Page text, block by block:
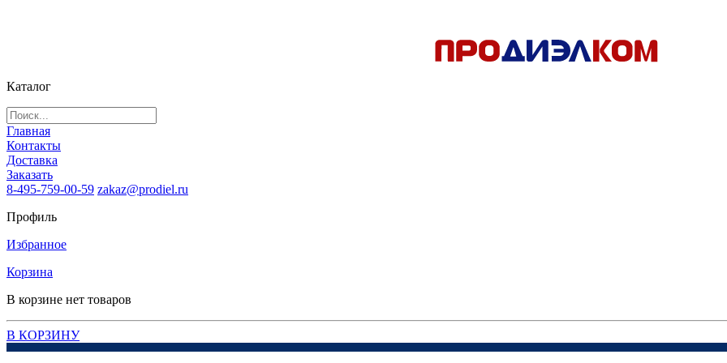
Каталог
Главная
Контакты
Доставка
Заказать
8-495-759-00-59 zakaz@prodiel.ru
Профиль
Избранное
Корзина
В корзине нет товаров
В КОРЗИНУ